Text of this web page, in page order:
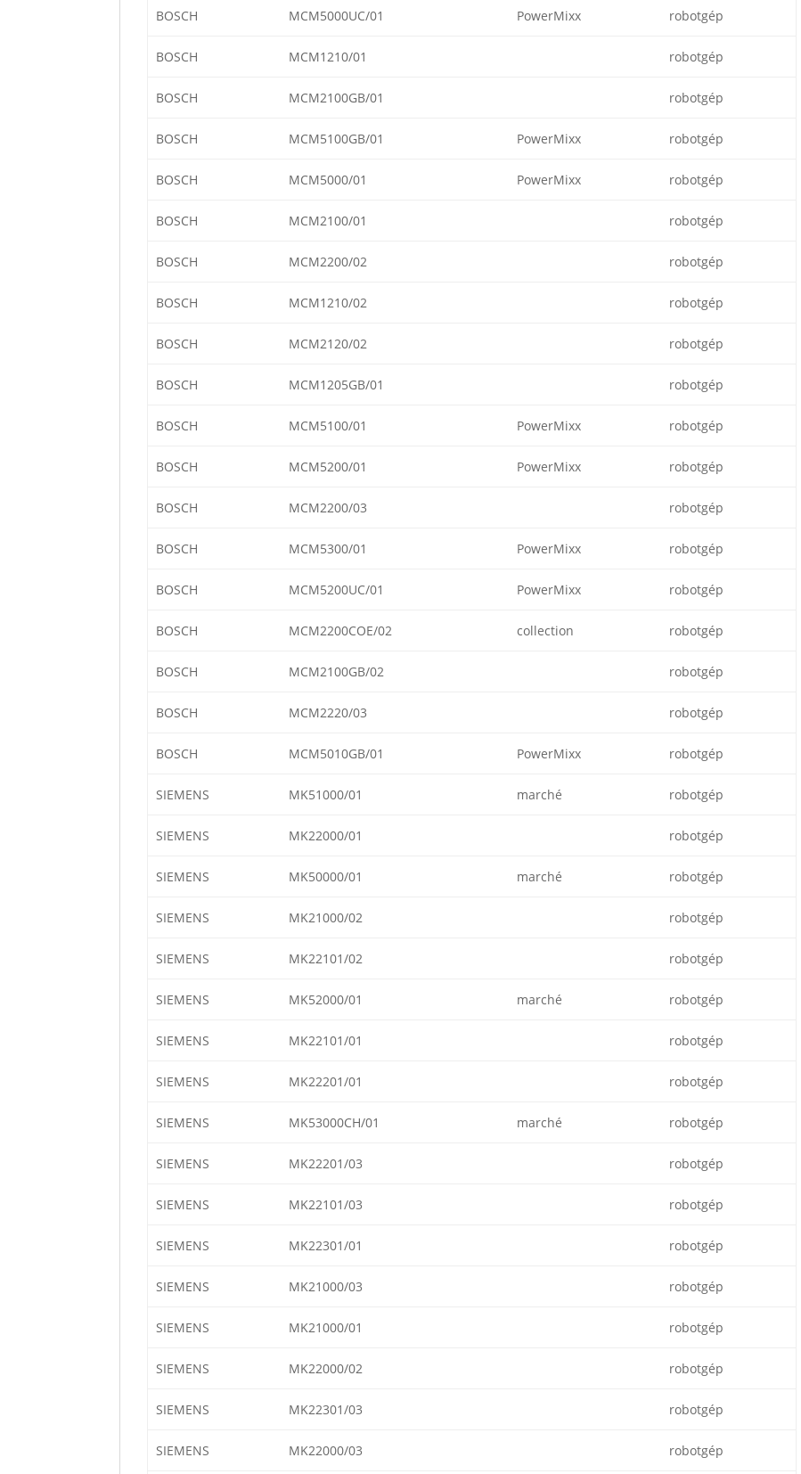
BOSCH MCM5000UC/01 PowerMixx robotgép
BOSCH MCM1210/01 robotgép
BOSCH MCM2100GB/01 robotgép
BOSCH MCM5100GB/01 PowerMixx robotgép
BOSCH MCM5000/01 PowerMixx robotgép
BOSCH MCM2100/01 robotgép
BOSCH MCM2200/02 robotgép
BOSCH MCM1210/02 robotgép
BOSCH MCM2120/02 robotgép
BOSCH MCM1205GB/01 robotgép
BOSCH MCM5100/01 PowerMixx robotgép
BOSCH MCM5200/01 PowerMixx robotgép
BOSCH MCM2200/03 robotgép
BOSCH MCM5300/01 PowerMixx robotgép
BOSCH MCM5200UC/01 PowerMixx robotgép
BOSCH MCM2200COE/02 collection robotgép
BOSCH MCM2100GB/02 robotgép
BOSCH MCM2220/03 robotgép
BOSCH MCM5010GB/01 PowerMixx robotgép
SIEMENS MK51000/01 marché robotgép
SIEMENS MK22000/01 robotgép
SIEMENS MK50000/01 marché robotgép
SIEMENS MK21000/02 robotgép
SIEMENS MK22101/02 robotgép
SIEMENS MK52000/01 marché robotgép
SIEMENS MK22101/01 robotgép
SIEMENS MK22201/01 robotgép
SIEMENS MK53000CH/01 marché robotgép
SIEMENS MK22201/03 robotgép
SIEMENS MK22101/03 robotgép
SIEMENS MK22301/01 robotgép
SIEMENS MK21000/03 robotgép
SIEMENS MK21000/01 robotgép
SIEMENS MK22000/02 robotgép
SIEMENS MK22301/03 robotgép
SIEMENS MK22000/03 robotgép